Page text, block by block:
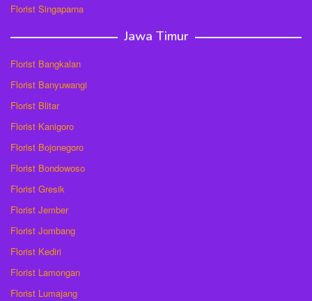
Florist Singaparna
Jawa Timur
Florist Bangkalan
Florist Banyuwangi
Florist Blitar
Florist Kanigoro
Florist Bojonegoro
Florist Bondowoso
Florist Gresik
Florist Jember
Florist Jombang
Florist Kediri
Florist Lamongan
Florist Lumajang